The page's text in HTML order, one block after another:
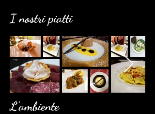
I nostri piatti
L'ambiente